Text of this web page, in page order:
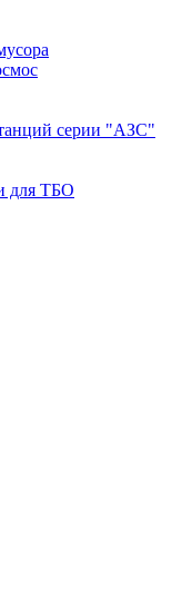
серии "АЗС"
для ТБО